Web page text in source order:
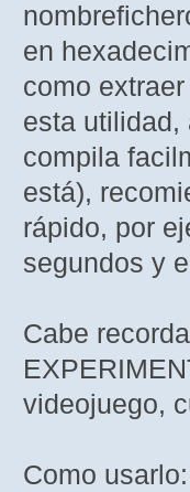
en
como
esta utilidad,
compila
está),
rápido, por
segundos y
Cabe
videojuego,
Como usarlo: